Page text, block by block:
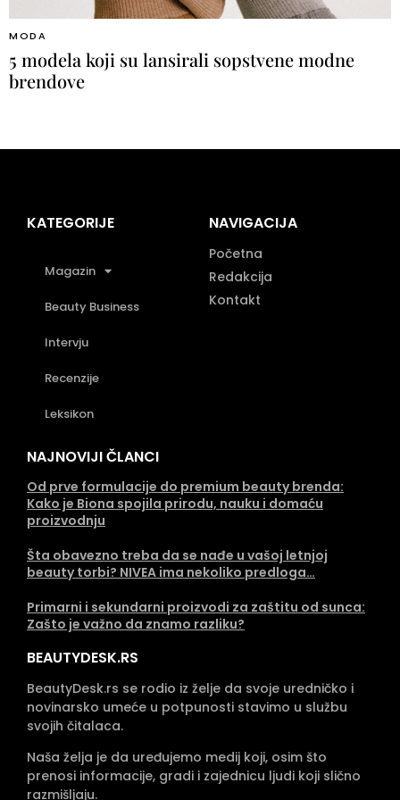
MODA
5 modela koji su lansirali sopstvene modne
brendove
KATEGORIJE
Magazin
Beauty Business
Intervju
Recenzije
Leksikon
NAVIGACIJA
Početna
Redakcija
Kontakt
NAJNOVIJI ČLANCI
Od prve formulacije do premium beauty brenda:
Kako je Biona spojila prirodu, nauku i domaću
proizvodnju
Šta obavezno treba da se nađe u vašoj letnjoj
beauty torbi? NIVEA ima nekoliko predloga…
Primarni i sekundarni proizvodi za zaštitu od sunca:
Zašto je važno da znamo razliku?
BEAUTYDESK.RS
BeautyDesk.rs se rodio iz želje da svoje uredničko i
novinarsko umeće u potpunosti stavimo u službu
svojih čitalaca.
Naša želja je da uređujemo medij koji, osim što
prenosi informacije, gradi i zajednicu ljudi koji slično
razmišljaju.